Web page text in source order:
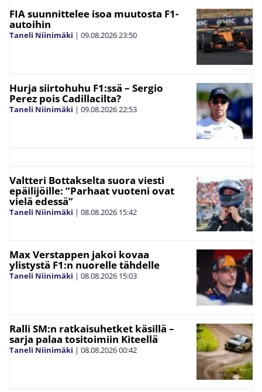
FIA suunnittelee isoa muutosta F1-
autoihin
Taneli Niinimäki | 09.08.2026 23:50
Hurja siirtohuhu F1:ssä – Sergio
Perez pois Cadillacilta?
Taneli Niinimäki | 09.08.2026 22:53
Valtteri Bottakselta suora viesti
epäilijöille: ”Parhaat vuoteni ovat
vielä edessä”
Taneli Niinimäki | 08.08.2026 15:42
Max Verstappen jakoi kovaa
ylistystä F1:n nuorelle tähdelle
Taneli Niinimäki | 08.08.2026 15:03
Ralli SM:n ratkaisuhetket käsillä –
sarja palaa tositoimiin Kiteellä
Taneli Niinimäki | 08.08.202600:42